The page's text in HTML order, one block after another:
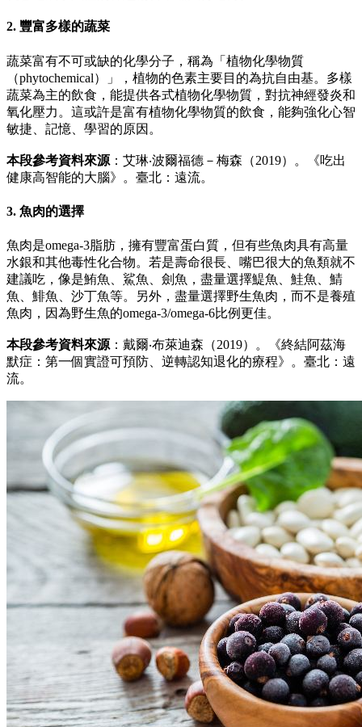
2. 豐富多樣的蔬菜
蔬菜富有不可或缺的化學分子，稱為「植物化學物質
（phytochemical）」，植物的色素主要目的為抗自由基。多樣
蔬菜為主的飲食，能提供各式植物化學物質，對抗神經發炎和
氧化壓力。這或許是富有植物化學物質的飲食，能夠強化心智
敏捷、記憶、學習的原因。
本段參考資料來源 ：艾琳‧波爾福德－梅森（2019）。《吃出
健康高智能的大腦》。臺北：遠流。
3. 魚肉的選擇
魚肉是omega-3脂肪，擁有豐富蛋白質，但有些魚肉具有高量
水銀和其他毒性化合物。若是壽命很長、嘴巴很大的魚類就不
建議吃，像是鮪魚、鯊魚、劍魚，盡量選擇鯷魚、鮭魚、鯖
魚、鯡魚、沙丁魚等。另外，盡量選擇野生魚肉，而不是養殖
魚肉，因為野生魚的omega-3/omega-6比例更佳。
本段參考資料來源 ：戴爾‧布萊迪森（2019）。《終結阿茲海
默症：第一個實證可預防、逆轉認知退化的療程》。臺北：遠
流。